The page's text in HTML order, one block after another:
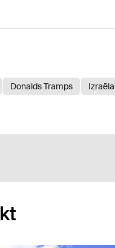
Donalds Tramps Izraēla